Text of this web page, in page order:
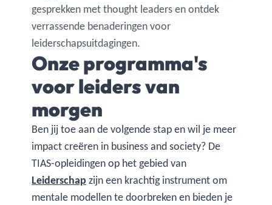
gesprekken met thought leaders en ontdek
verrassende benaderingen voor
leiderschapsuitdagingen.
Onze programma's
voor leiders van
morgen
Ben jij toe aan de volgende stap en wil je meer
impact creëren in business and society? De
TIAS-opleidingen op het gebied van
Leiderschap zijn een krachtig instrument om
mentale modellen te doorbreken en bieden je